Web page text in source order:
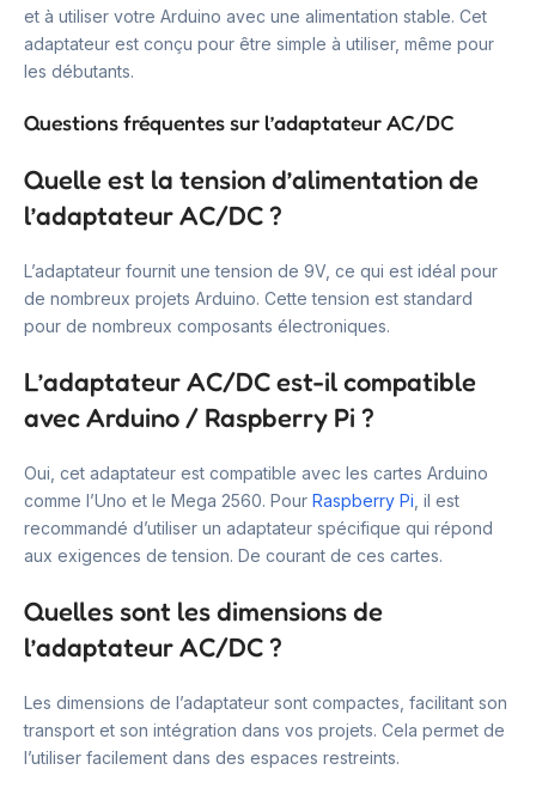
et à utiliser votre Arduino avec une alimentation stable. Cet
adaptateur est conçu pour être simple à utiliser, même pour
les débutants.
Questions fréquentes sur l’adaptateur AC/DC
Quelle est la tension d’alimentation de
l’adaptateur AC/DC ?
L’adaptateur fournit une tension de 9V, ce qui est idéal pour
de nombreux projets Arduino. Cette tension est standard
pour de nombreux composants électroniques.
L’adaptateur AC/DC est-il compatible
avec Arduino / Raspberry Pi ?
Oui, cet adaptateur est compatible avec les cartes Arduino
comme l’Uno et le Mega 2560. Pour Raspberry Pi , il est
recommandé d’utiliser un adaptateur spécifique qui répond
aux exigences de tension. De courant de ces cartes.
Quelles sont les dimensions de
l’adaptateur AC/DC ?
Les dimensions de l’adaptateur sont compactes, facilitant son
transport et son intégration dans vos projets. Cela permet de
l’utiliser facilement dans des espaces restreints.